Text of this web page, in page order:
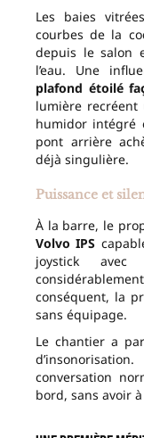
Les baies
courbes de la
depuis le salon
l’eau. Une
plafond étoilé
lumière
humidor intégré
pont arrière
déjà singulière.
Puissance et
À la barre, le
Volvo IPS
joystick
conséquent, la
sans équipage.
Le chantier a
conversation
bord, sans avoir